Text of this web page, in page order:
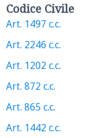
Codice Civile
Art. 1497 c.c.
Art. 2246 c.c.
Art. 1202 c.c.
Art. 872 c.c.
Art. 865 c.c.
Art. 1442 c.c.